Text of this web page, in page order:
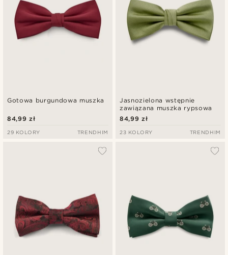
Gotowa burgundowa muszka
84,99 zł
29 KOLORY TRENDHIM
Jasnozielona wstępnie
zawiązana muszka rypsowa
84,99 zł
23 KOLORY TRENDHIM